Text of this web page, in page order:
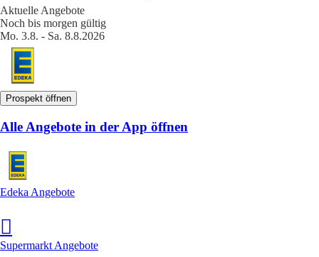
Aktuelle Angebote
Noch bis morgen gültig
Mo. 3.8. - Sa. 8.8.2026
Prospekt öffnen
Alle Angebote in der App öffnen
Edeka Angebote
Supermarkt Angebote